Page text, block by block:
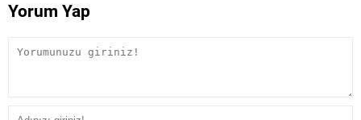
Yorum Yap